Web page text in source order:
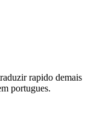
rapido demais
portugues.